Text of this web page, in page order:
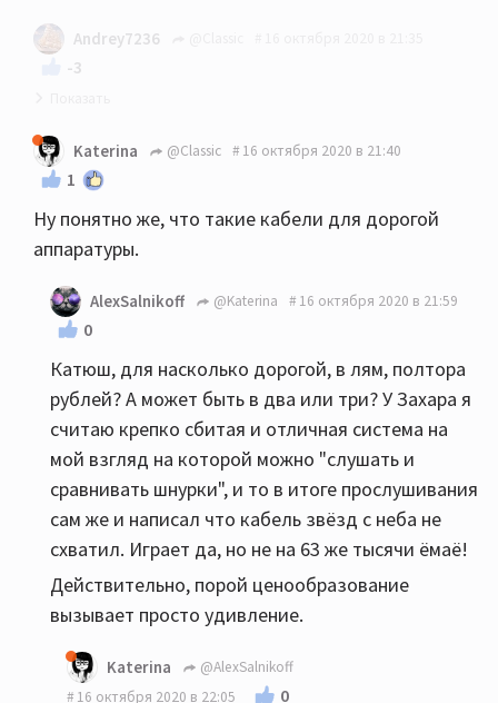
Andrey7236
-3
Поддерживаю! +100500
Katerina @Classic 16 октября 2020 в 21:40
1
Ну понятно же, что такие кабели для дорогой
аппаратуры.
AlexSalnikoff @Katerina 16 октября 2020 в 21:59
0
Катюш, для насколько дорогой, в лям, полтора
рублей? А может быть в два или три? У Захара я
считаю крепко сбитая и отличная система на
мой взгляд на которой можно "слушать и
сравнивать шнурки", и то в итоге прослушивания
сам же и написал что кабель звёзд с неба не
схватил. Играет да, но не на 63 же тысячи ёмаё!
Действительно, порой ценообразование
вызывает просто удивление.
Katerina
@AlexSalnikoff
16 октября 2020 в 22:05
0